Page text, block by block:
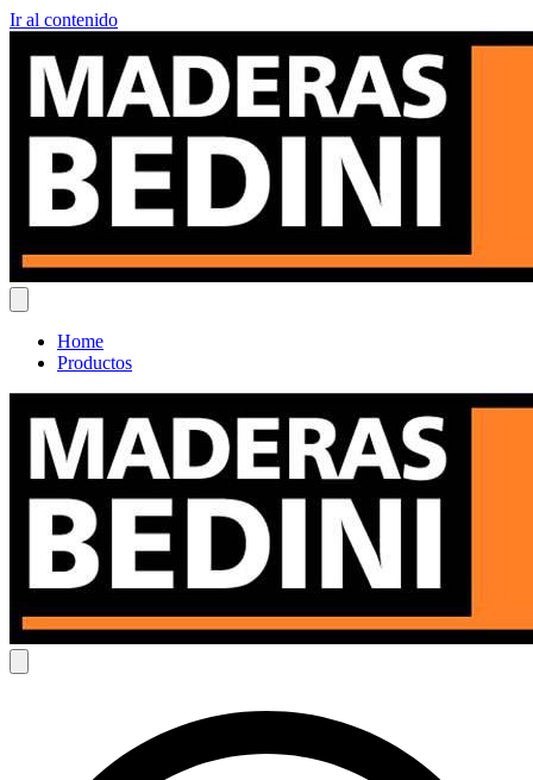
Ir al contenido
Home
Productos